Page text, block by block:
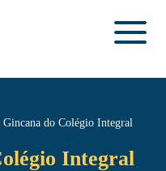
do Colégio Integral
Integral